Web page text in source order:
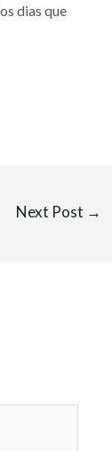
dias que
Next Post →